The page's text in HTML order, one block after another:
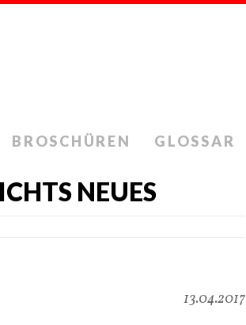
BROSCHÜREN GLOSSAR
NEUES
13.04.2017